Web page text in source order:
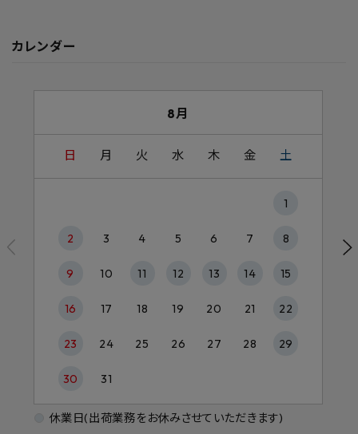
カレンダー
8月
日 月 火 水 木 金 土
1
2 3 4 5 6 7 8
9 10 11 12 13 14 15
16 17 18 19 20 21 22
23 24 25 26 27 28 29
30 31
休業日(出荷業務をお休みさせていただきます)